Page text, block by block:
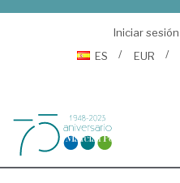
Iniciar sesión
ES
EUR